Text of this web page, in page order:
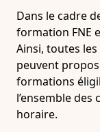
Dans le cadre
formation FNE
Ainsi, toutes
peuvent
formations
l’ensemble
horaire.